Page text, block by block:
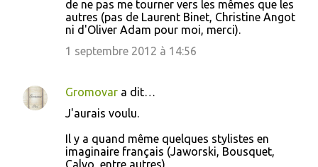
de ne pas me tourner vers les mêmes que les
autres (pas de Laurent Binet, Christine Angot
ni d'Oliver Adam pour moi, merci).
1 septembre 2012 à 14:56
Gromovar a dit…
J'aurais voulu.
Il y a quand même quelques stylistes en
imaginaire français (Jaworski, Bousquet,
Calvo, entre autres).